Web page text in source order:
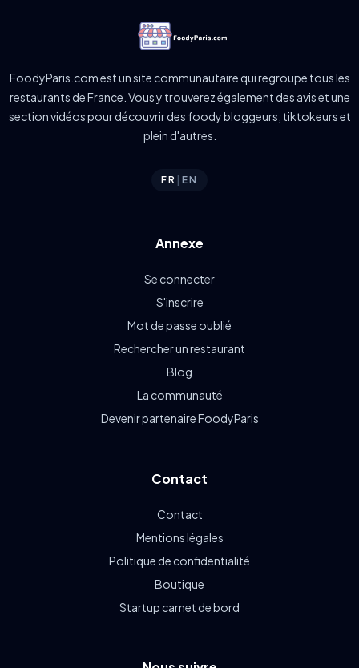
FoodyParis.com est un site communautaire qui regroupe tous les
restaurants de France. Vous y trouverez également des avis et une
section vidéos pour découvrir des foody bloggeurs, tiktokeurs et
plein d'autres.
FR |EN
Annexe
Se connecter
S'inscrire
Mot de passe oublié
Rechercher un restaurant
Blog
La communauté
Devenir partenaire FoodyParis
Contact
Contact
Mentions légales
Politique de confidentialité
Boutique
Startup carnet de bord